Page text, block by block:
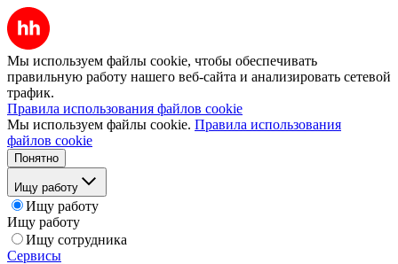
Мы используем файлы cookie, чтобы обеспечивать
правильную работу нашего веб-сайта и анализировать сетевой
трафик.
Правила использования файлов cookie
Мы используем файлы cookie. Правила использования
файлов cookie
Понятно
Ищу работу
Ищу работу
Ищу работу
Ищу сотрудника
Сервисы